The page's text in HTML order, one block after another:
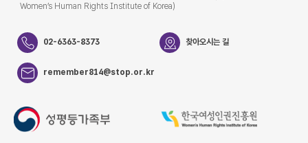
Women’s Human Rights Institute of Korea)
02-6363-8373 찾아오시는 길
remember814@stop.or.kr